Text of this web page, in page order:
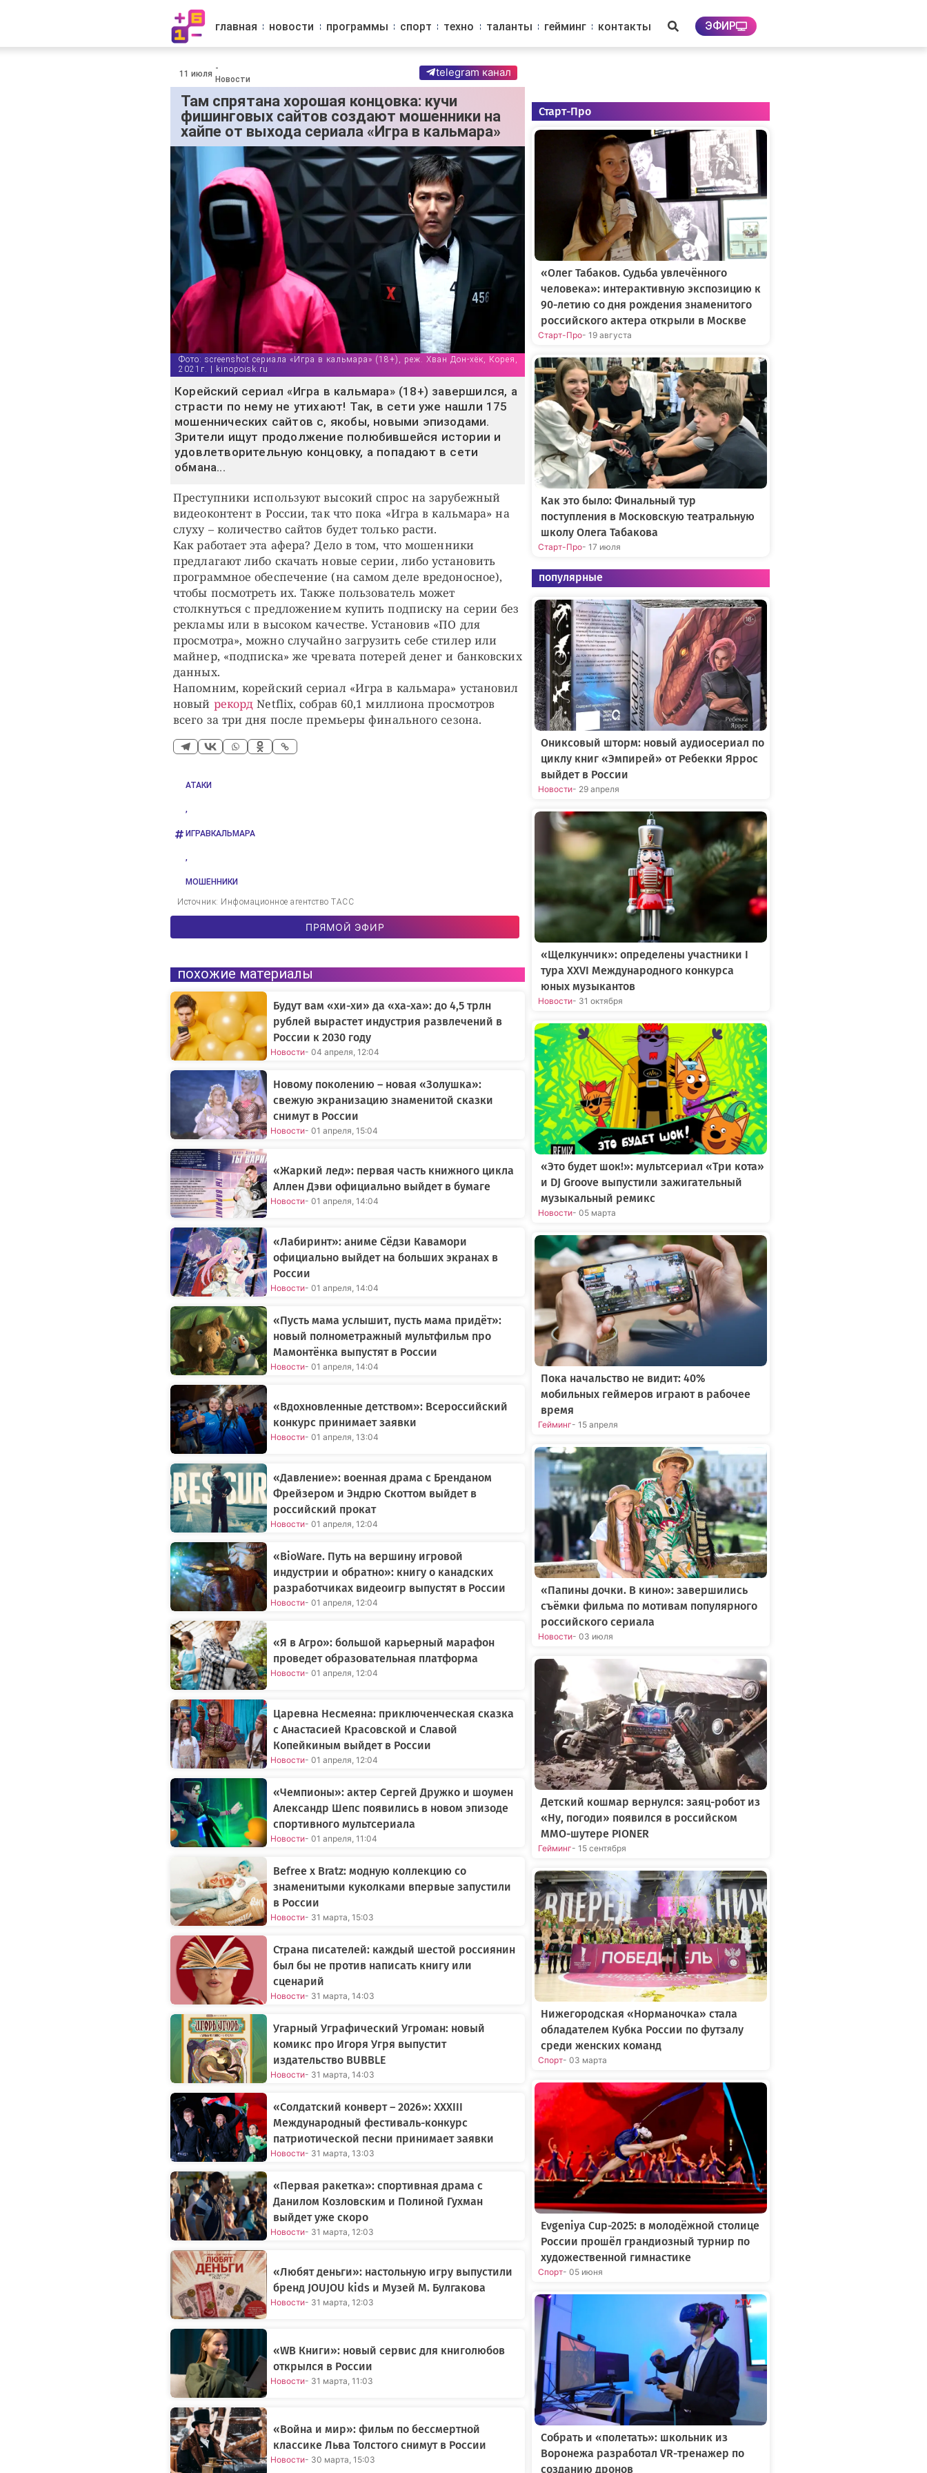
главная новости программы спорт техно таланты гейминг контакты ЭФИР
11 июля
-
Новости
telegram канал
Там спрятана хорошая концовка: кучи
фишинговых сайтов создают мошенники на
хайпе от выхода сериала «Игра в кальмара»
Фото: screenshot сериала «Игра в кальмара» (18+), реж. Хван Дон-хёк, Корея,
2021г. | kinopoisk.ru
Корейский сериал «Игра в кальмара» (18+) завершился, а
страсти по нему не утихают! Так, в сети уже нашли 175
мошеннических сайтов с, якобы, новыми эпизодами.
Зрители ищут продолжение полюбившейся истории и
удовлетворительную концовку, а попадают в сети
обмана...
Преступники используют высокий спрос на зарубежный
видеоконтент в России, так что пока «Игра в кальмара» на
слуху – количество сайтов будет только расти.
Как работает эта афера? Дело в том, что мошенники
предлагают либо скачать новые серии, либо установить
программное обеспечение (на самом деле вредоносное),
чтобы посмотреть их. Также пользователь может
столкнуться с предложением купить подписку на серии без
рекламы или в высоком качестве. Установив «ПО для
просмотра», можно случайно загрузить себе стилер или
майнер, «подписка» же чревата потерей денег и банковских
данных.
Напомним, корейский сериал «Игра в кальмара» установил
новый рекордNetflix, собрав 60,1 миллиона просмотров
всего за три дня после премьеры финального сезона.
АТАКИ
,
ИГРАВКАЛЬМАРА
,
МОШЕННИКИ
Источник: Инфомационное агентство ТАСС
ПРЯМОЙ ЭФИР
похожие материалы
Будут вам «хи-хи» да «ха-ха»: до 4,5 трлн
рублей вырастет индустрия развлечений в
России к 2030 году
Новости- 04 апреля, 12:04
Новому поколению – новая «Золушка»:
свежую экранизацию знаменитой сказки
снимут в России
Новости- 01 апреля, 15:04
«Жаркий лед»: первая часть книжного цикла
Аллен Дэви официально выйдет в бумаге
Новости- 01 апреля, 14:04
«Лабиринт»: аниме Сёдзи Кавамори
официально выйдет на больших экранах в
России
Новости- 01 апреля, 14:04
«Пусть мама услышит, пусть мама придёт»:
новый полнометражный мультфильм про
Мамонтёнка выпустят в России
Новости- 01 апреля, 14:04
«Вдохновленные детством»: Всероссийский
конкурс принимает заявки
Новости- 01 апреля, 13:04
«Давление»: военная драма с Бренданом
Фрейзером и Эндрю Скоттом выйдет в
российский прокат
Новости- 01 апреля, 12:04
«BioWare. Путь на вершину игровой
индустрии и обратно»: книгу о канадских
разработчиках видеоигр выпустят в России
Новости- 01 апреля, 12:04
«Я в Агро»: большой карьерный марафон
проведет образовательная платформа
Новости- 01 апреля, 12:04
Царевна Несмеяна: приключенческая сказка
с Анастасией Красовской и Славой
Копейкиным выйдет в России
Новости- 01 апреля, 12:04
«Чемпионы»: актер Сергей Дружко и шоумен
Александр Шепс появились в новом эпизоде
спортивного мультсериала
Новости- 01 апреля, 11:04
Befree x Bratz: модную коллекцию со
знаменитыми куколками впервые запустили
в России
Новости- 31 марта, 15:03
Страна писателей: каждый шестой россиянин
был бы не против написать книгу или
сценарий
Новости- 31 марта, 14:03
Угарный Уграфический Угроман: новый
комикс про Игоря Угря выпустит
издательство BUBBLE
Новости- 31 марта, 14:03
«Солдатский конверт – 2026»: XXXIII
Международный фестиваль-конкурс
патриотической песни принимает заявки
Новости- 31 марта, 13:03
«Первая ракетка»: спортивная драма с
Данилом Козловским и Полиной Гухман
выйдет уже скоро
Новости- 31 марта, 12:03
«Любят деньги»: настольную игру выпустили
бренд JOUJOU kids и Музей М. Булгакова
Новости- 31 марта, 12:03
«WB Книги»: новый сервис для книголюбов
открылся в России
Новости- 31 марта, 11:03
«Война и мир»: фильм по бессмертной
классике Льва Толстого снимут в России
Новости- 30 марта, 15:03
Старт-Про
«Олег Табаков. Судьба увлечённого
человека»: интерактивную экспозицию к
90-летию со дня рождения знаменитого
российского актера открыли в Москве
Старт-Про- 19 августа
Как это было: Финальный тур
поступления в Московскую театральную
школу Олега Табакова
Старт-Про- 17 июля
популярные
Ониксовый шторм: новый аудиосериал по
циклу книг «Эмпирей» от Ребекки Яррос
выйдет в России
Новости- 29 апреля
«Щелкунчик»: определены участники I
тура XXVI Международного конкурса
юных музыкантов
Новости- 31 октября
«Это будет шок!»: мультсериал «Три кота»
и DJ Groove выпустили зажигательный
музыкальный ремикс
Новости- 05 марта
Пока начальство не видит: 40%
мобильных геймеров играют в рабочее
время
Гейминг- 15 апреля
«Папины дочки. В кино»: завершились
съёмки фильма по мотивам популярного
российского сериала
Новости- 03 июля
Детский кошмар вернулся: заяц-робот из
«Ну, погоди» появился в российском
MMO-шутере PIONER
Гейминг- 15 сентября
Нижегородская «Норманочка» стала
обладателем Кубка России по футзалу
среди женских команд
Спорт- 03 марта
Evgeniya Cup-2025: в молодёжной столице
России прошёл грандиозный турнир по
художественной гимнастике
Спорт- 05 июня
Собрать и «полетать»: школьник из
Воронежа разработал VR-тренажер по
созданию дронов